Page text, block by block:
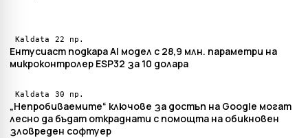
Kaldata 22 пр.
Ентусиаст подкара AI модел с 28,9 млн. параметри на
микроконтролер ESP32 за 10 долара
Kaldata 30 пр.
„Непробиваемите“ ключове за достъп на Google могат
лесно да бъдат откраднати с помощта на обикновен
зловреден софтуер